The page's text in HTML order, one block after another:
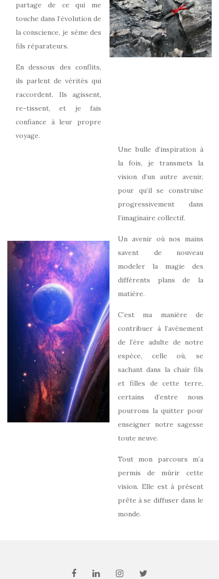
partage de ce qui me
touche dans l’évolution de
la conscience, je sème des
fils réparateurs.
En dessous des conflits,
ils parlent de vérités qui
raccordent. Ils agissent,
re-tissent, et je fais
confiance à leur propre
voyage.
Une bulle d’inspiration à
la fois, je transmets la
vision d’un autre avenir,
pour qu’il se construise
progressivement dans
l’imaginaire collectif.
Un avenir où nos mains
savent de nouveau
modeler la magie des
différents plans de la
matière.
C’est ma manière de
contribuer à l’avènement
de l’ère adulte de notre
espèce, celle où, se
sachant dans la chair fils
et filles de cette terre,
certains d’entre nous
pourrons la quitter pour
enseigner notre sagesse
toute neuve.
Tout mon parcours m’a
permis de mûrir cette
vision. Elle est à présent
prête à se diffuser dans le
monde.